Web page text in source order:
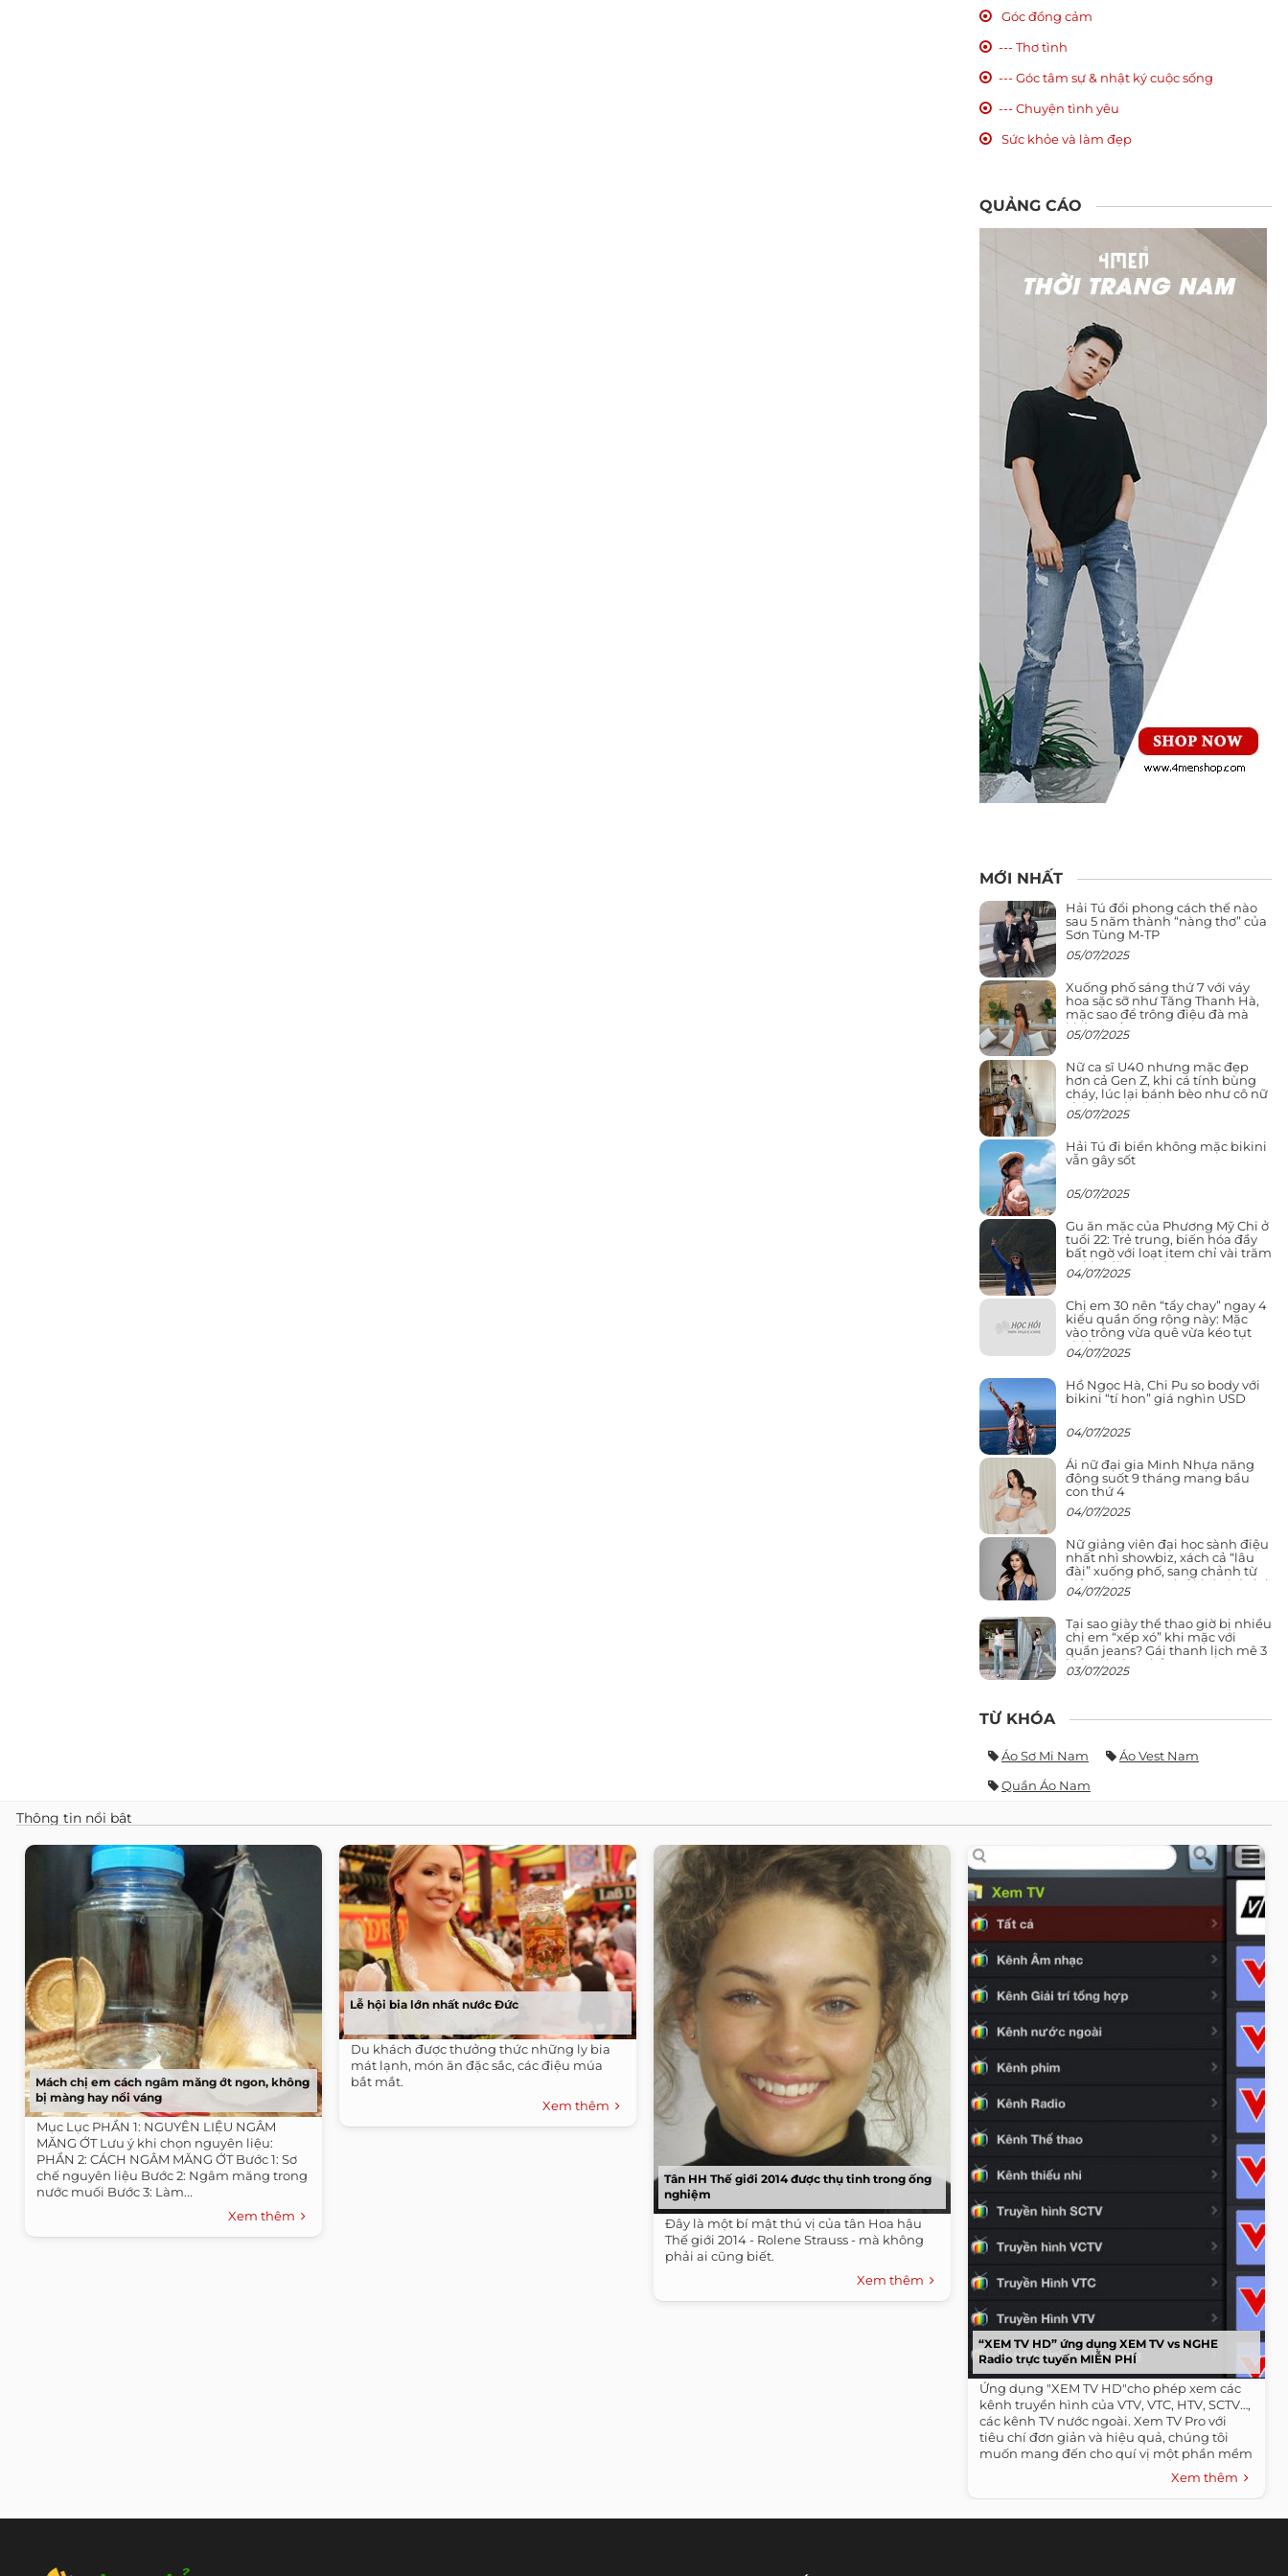
Góc đồng cảm
--- Thơ tình
--- Góc tâm sự & nhật ký cuộc sống
--- Chuyện tình yêu
Sức khỏe và làm đẹp
QUẢNG CÁO
MỚI NHẤT
Hải Tú đổi phong cách thế nào
sau 5 năm thành “nàng thơ” của
Sơn Tùng M-TP
05/07/2025
Xuống phố sáng thứ 7 với váy
hoa sặc sỡ như Tăng Thanh Hà,
mặc sao để trông điệu đà mà
không sến
05/07/2025
Nữ ca sĩ U40 nhưng mặc đẹp
hơn cả Gen Z, khi cá tính bùng
cháy, lúc lại bánh bèo như cô nữ
chính ngôn tình
05/07/2025
Hải Tú đi biển không mặc bikini
vẫn gây sốt
05/07/2025
Gu ăn mặc của Phương Mỹ Chi ở
tuổi 22: Trẻ trung, biến hóa đầy
bất ngờ với loạt item chỉ vài trăm
nghìn đã mua được
04/07/2025
Chị em 30 nên “tẩy chay” ngay 4
kiểu quần ống rộng này: Mặc
vào trông vừa quê vừa kéo tụt
chiều cao
04/07/2025
Hồ Ngọc Hà, Chi Pu so body với
bikini “tí hon” giá nghìn USD
04/07/2025
Ái nữ đại gia Minh Nhựa năng
động suốt 9 tháng mang bầu
con thứ 4
04/07/2025
Nữ giảng viên đại học sành điệu
nhất nhì showbiz, xách cả “lâu
đài” xuống phố, sang chảnh từ
giảng đường ra phố khó ai đọ lại
04/07/2025
Tại sao giày thể thao giờ bị nhiều
chị em “xếp xó” khi mặc với
quần jeans? Gái thanh lịch mê 3
kiểu này hơn hẳn
03/07/2025
TỪ KHÓA
Áo Sơ Mi Nam
Áo Vest Nam
Quần Áo Nam
Thông tin nổi bật
Mách chị em cách ngâm măng ớt ngon, không
bị màng hay nổi váng
Mục Lục PHẦN 1: NGUYÊN LIỆU NGÂM
MĂNG ỚT Lưu ý khi chọn nguyên liệu:
PHẦN 2: CÁCH NGÂM MĂNG ỚT Bước 1: Sơ
chế nguyên liệu Bước 2: Ngâm măng trong
nước muối Bước 3: Làm...
Xem thêm
Lễ hội bia lớn nhất nước Đức
Du khách được thưởng thức những ly bia
mát lạnh, món ăn đặc sắc, các điệu múa
bắt mắt.
Xem thêm
Tân HH Thế giới 2014 được thụ tinh trong ống
nghiệm
Đây là một bí mật thú vị của tân Hoa hậu
Thế giới 2014 - Rolene Strauss - mà không
phải ai cũng biết.
Xem thêm
“XEM TV HD” ứng dụng XEM TV vs NGHE
Radio trực tuyến MIỄN PHÍ
Ứng dụng "XEM TV HD"cho phép xem các
kênh truyền hình của VTV, VTC, HTV, SCTV…,
các kênh TV nước ngoài. Xem TV Pro với
tiêu chí đơn giản và hiệu quả, chúng tôi
muốn mang đến cho quí vị một phần mềm
Xem thêm